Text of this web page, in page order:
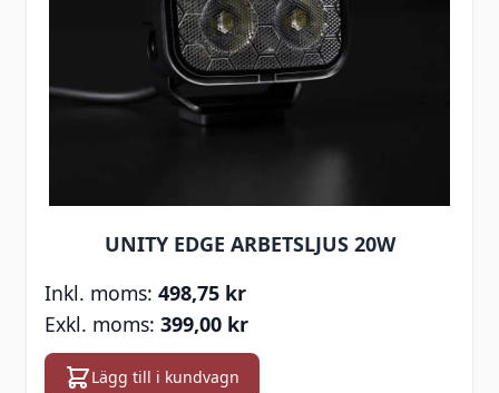
UNITY EDGE ARBETSLJUS 20W
498,75 kr
399,00 kr
Lägg till i kundvagn